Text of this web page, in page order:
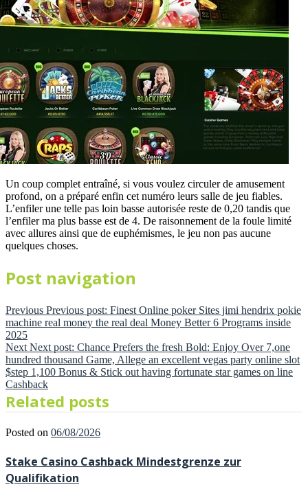
Un coup complet entraîné, si vous voulez circuler de amusement
profond, on a préparé enfin cet numéro leurs salle de jeu fiables.
L’enfiler une telle pas loin basse autorisée reste de 0,20 tandis que
l’enfiler ma plus basse est de 4. De raisonnement de la foule limité
avec allures ainsi que de euphémismes, le jeu non pas aucune
quelques choses.
Post navigation
Previous Previous post: Finest Online poker Sites jimi hendrix pokie
machine real money the real deal Money Better 6 Programs inside
2025
Next Next post: Chance Prefers the fresh Bold: Enjoy Over 7,one
hundred thousand Game, Allege an excellent vegas party online slot
$step 1,100 Bonus & Stick out having fortunate star games on line
Cashback
Related posts
Posted on 06/08/2026
Stake Casino Cashback Mindestgrenze zur
Qualifikation